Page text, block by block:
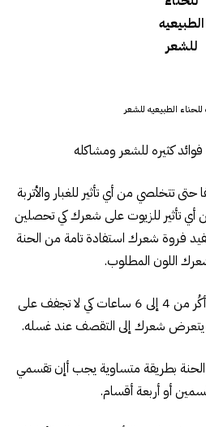
للحناء الطبيعيه للشعر
فوائد كثيره للشعر ومشاكله
تتخلصي من أي تأثير للغبار والأتربة
تأثير للزيوت على شعرك كي تحصلين
فروة شعرك استفادة تامة من الحنة
اللون المطلوب.
لا تدعي الحنة على شعرك أكُر من 4 إلى 6 ساعات كي لا تجفف على
يتعرض شعرك إلى التقصف عند غسله.
بطريقة متساوية يجب أإن تقسمي
أو أربعة أقسام.